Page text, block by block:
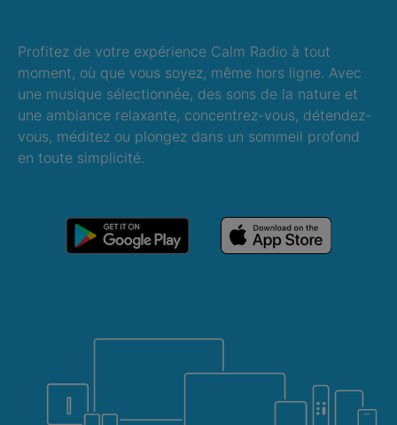
Profitez de votre expérience Calm Radio à tout
moment, où que vous soyez, même hors ligne. Avec
une musique sélectionnée, des sons de la nature et
une ambiance relaxante, concentrez-vous, détendez-
vous, méditez ou plongez dans un sommeil profond
en toute simplicité.